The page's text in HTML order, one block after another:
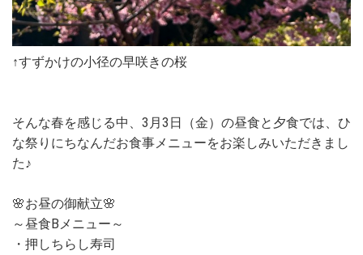
↑すずかけの小径の早咲きの桜
そんな春を感じる中、3月3日（金）の昼食と夕食では、ひ
な祭りにちなんだお食事メニューをお楽しみいただきまし
た♪
🌸お昼の御献立🌸
～昼食Bメニュー～
・押しちらし寿司